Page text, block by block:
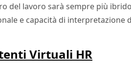
del lavoro sarà sempre più
e capacità di
Virtuali HR